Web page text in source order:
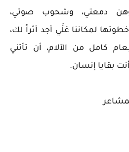
دمعتي، وشحوب صوتي،
لمكاننا عَلِّي أجد أثراً لك،
كامل من الآلام، أن تأتني
بقايا إنسان.